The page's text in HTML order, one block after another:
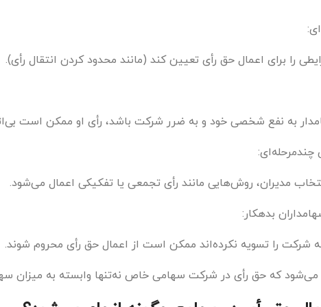
را برای اعمال حق رأی تعیین کند (مانند محدود کردن انتقال رأی).
به نفع شخصی خود و به ضرر شرکت باشد، رأی او ممکن است
چندمرحله‌ای:
مدیران، روش‌هایی مانند رأی تجمعی یا تفکیکی اعمال می‌شود.
بدهکار:
شرکت را تسویه نکرده‌اند ممکن است از اعمال حق رأی محروم شوند.
که حق رأی در شرکت سهامی خاص نه‌تنها وابسته به میزان